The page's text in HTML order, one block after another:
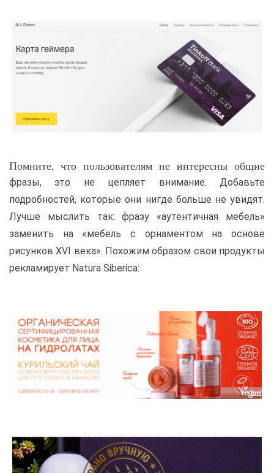
Помните, что пользователям не интересны общие
фразы, это не цепляет внимание. Добавьте
подробностей, которые они нигде больше не увидят.
Лучше мыслить так: фразу «аутентичная мебель»
заменить на «мебель с орнаментом на основе
рисунков XVI века». Похожим образом свои продукты
рекламирует Natura Siberica: